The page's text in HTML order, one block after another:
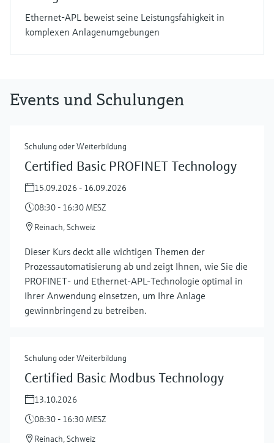
Ethernet-APL beweist seine Leistungsfähigkeit in
komplexen Anlagenumgebungen
Events und Schulungen
Schulung oder Weiterbildung
Certified Basic PROFINET Technology
15.09.2026 - 16.09.2026
08:30 - 16:30 MESZ
Reinach, Schweiz
Dieser Kurs deckt alle wichtigen Themen der
Prozessautomatisierung ab und zeigt Ihnen, wie Sie die
PROFINET- und Ethernet-APL-Technologie optimal in
Ihrer Anwendung einsetzen, um Ihre Anlage
gewinnbringend zu betreiben.
Schulung oder Weiterbildung
Certified Basic Modbus Technology
13.10.2026
08:30 - 16:30 MESZ
Reinach, Schweiz